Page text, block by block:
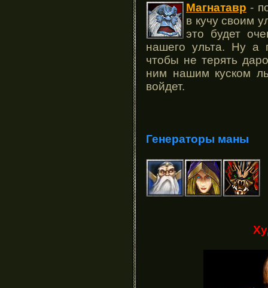
Магнатавр -
в кучу своим
это будет
нашего ульта. Ну а
чтобы не терять
ним нашим куском
войдет.
Генераторы маны